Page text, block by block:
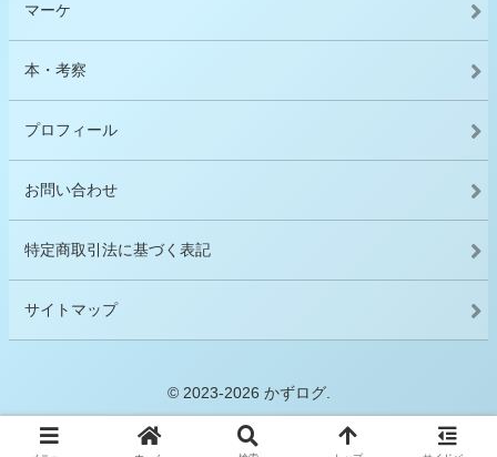
マーケ
本・考察
プロフィール
お問い合わせ
特定商取引法に基づく表記
サイトマップ
© 2023-2026 かずログ.